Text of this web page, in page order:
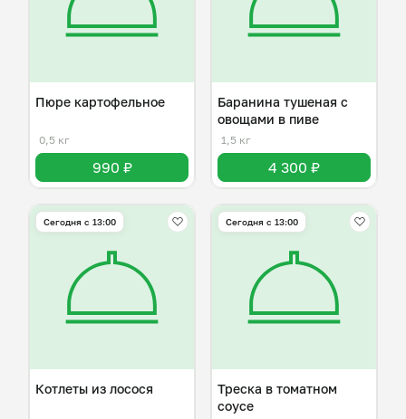
Пюре картофельное
0,5 кг
990 ₽
Баранина тушеная с
овощами в пиве
1,5 кг
4 300 ₽
Сегодня с 13:00
Котлеты из лосося
Сегодня с 13:00
Треска в томатном
соусе